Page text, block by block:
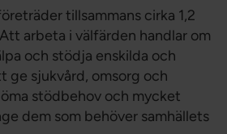
tillsammans cirka 1,2
arbeta i välfärden handlar om
och stödja enskilda och
ge sjukvård, omsorg och
stödbehov och mycket
dem som behöver samhällets